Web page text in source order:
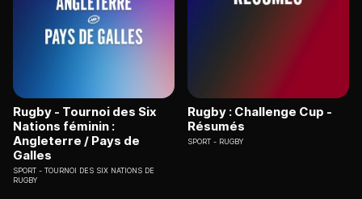
Rugby - Tournoi des Six
Nations féminin :
Angleterre / Pays de
Galles
SPORT
TOURNOI DES SIX NATIONS DE
RUGBY
Rugby : Challenge Cup -
Résumés
SPORT RUGBY